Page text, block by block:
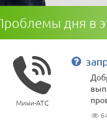
дня в
Мини-АТС